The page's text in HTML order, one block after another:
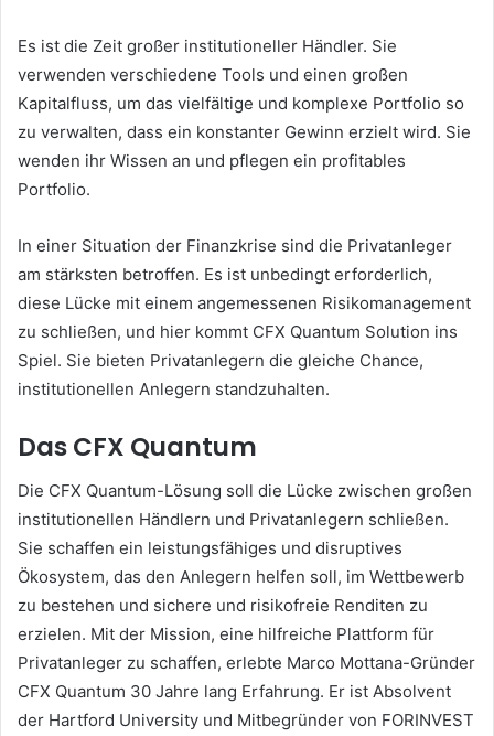
Es ist die Zeit großer institutioneller Händler. Sie
verwenden verschiedene Tools und einen großen
Kapitalfluss, um das vielfältige und komplexe Portfolio so
zu verwalten, dass ein konstanter Gewinn erzielt wird. Sie
wenden ihr Wissen an und pflegen ein profitables
Portfolio.
In einer Situation der Finanzkrise sind die Privatanleger
am stärksten betroffen. Es ist unbedingt erforderlich,
diese Lücke mit einem angemessenen Risikomanagement
zu schließen, und hier kommt CFX Quantum Solution ins
Spiel. Sie bieten Privatanlegern die gleiche Chance,
institutionellen Anlegern standzuhalten.
Das CFX Quantum
Die CFX Quantum-Lösung soll die Lücke zwischen großen
institutionellen Händlern und Privatanlegern schließen.
Sie schaffen ein leistungsfähiges und disruptives
Ökosystem, das den Anlegern helfen soll, im Wettbewerb
zu bestehen und sichere und risikofreie Renditen zu
erzielen. Mit der Mission, eine hilfreiche Plattform für
Privatanleger zu schaffen, erlebte Marco Mottana-Gründer
CFX Quantum 30 Jahre lang Erfahrung. Er ist Absolvent
der Hartford University und Mitbegründer von FORINVEST